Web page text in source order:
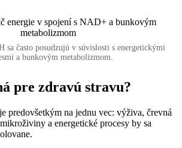
sa často posudzujú v súvislosti s energetickými
a bunkovým metabolizmom.
pre zdravú stravu?
predovšetkým na jednu vec: výživa, črevná
a energetické procesy by sa